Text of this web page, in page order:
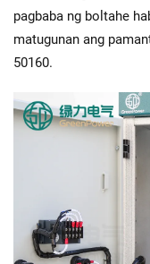
pagbaba ng boltahe
matugunan ang
50160.